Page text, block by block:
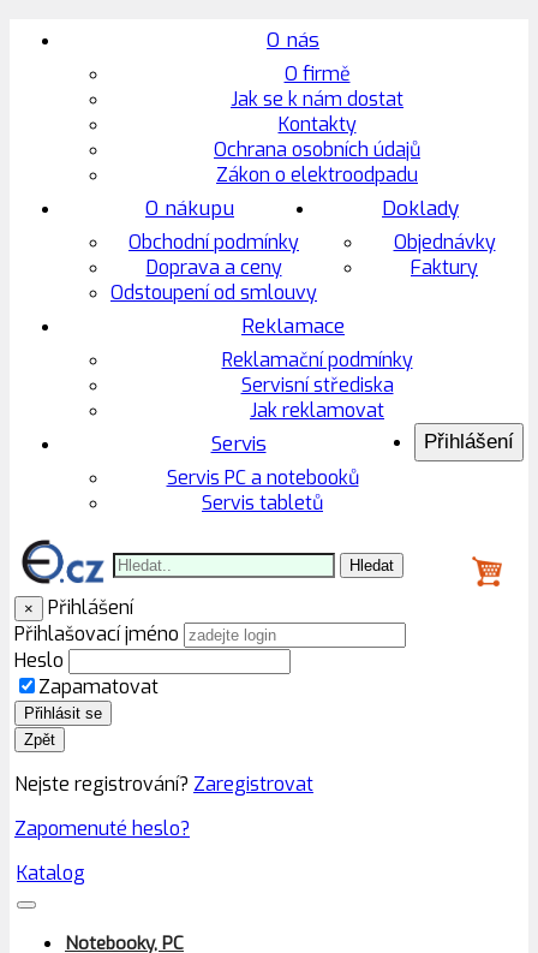
O nás
O firmě
Jak se k nám dostat
Kontakty
Ochrana osobních údajů
Zákon o elektroodpadu
O nákupu
Obchodní podmínky
Doprava a ceny
Odstoupení od smlouvy
Doklady
Objednávky
Faktury
Reklamace
Reklamační podmínky
Servisní střediska
Jak reklamovat
Servis
Servis PC a notebooků
Servis tabletů
Přihlášení
Hledat
×
Přihlášení
Přihlašovací jméno
Heslo
Zapamatovat
Přihlásit se
Zpět
Nejste registrování? Zaregistrovat
Zapomenuté heslo?
Katalog
Notebooky, PC